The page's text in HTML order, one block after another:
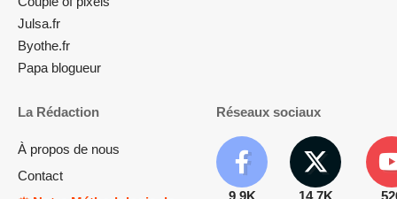
Julsa.fr
Byothe.fr
Papa blogueur
La Rédaction
À propos de nous
Contact
Réseaux sociaux